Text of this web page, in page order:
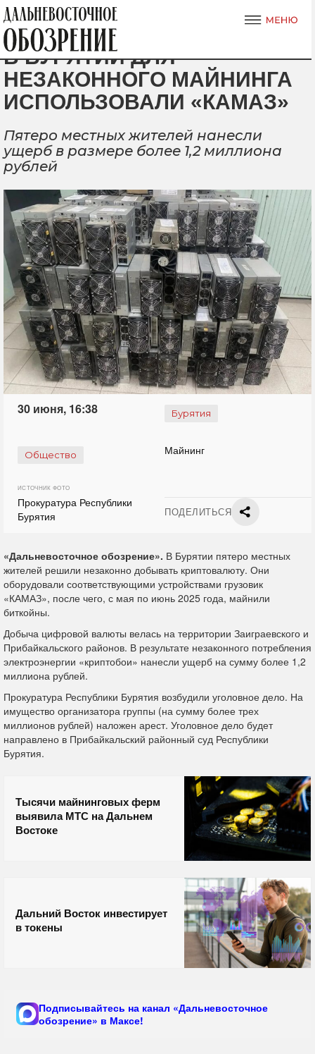
В БУРЯТИИ ДЛЯ
НЕЗАКОННОГО МАЙНИНГА
ИСПОЛЬЗОВАЛИ «КАМАЗ»
Пятеро местных жителей нанесли
ущерб в размере более 1,2 миллиона
рублей
30 июня, 16:38 Бурятия
Общество Майнинг
ИСТОЧНИК ФОТО
Прокуратура Республики
Бурятия
ПОДЕЛИТЬСЯ
«Дальневосточное обозрение». В Бурятии пятеро местных
жителей решили незаконно добывать криптовалюту. Они
оборудовали соответствующими устройствами грузовик
«КАМАЗ», после чего, с мая по июнь 2025 года, майнили
биткойны.
Добыча цифровой валюты велась на территории Заиграевского и
Прибайкальского районов. В результате незаконного потребления
электроэнергии «криптобои» нанесли ущерб на сумму более 1,2
миллиона рублей.
Прокуратура Республики Бурятия возбудили уголовное дело. На
имущество организатора группы (на сумму более трех
миллионов рублей) наложен арест. Уголовное дело будет
направлено в Прибайкальский районный суд Республики
Бурятия.
Тысячи майнинговых ферм
выявила МТС на Дальнем
Востоке
Дальний Восток инвестирует
в токены
Подписывайтесь на канал «Дальневосточное
обозрение» в Максе!